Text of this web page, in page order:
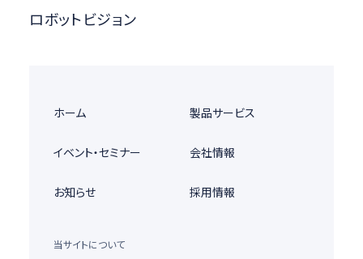
ロボットビジョン
ホーム 製品サービス
イベント・セミナー 会社情報
お知らせ 採用情報
当サイトについて